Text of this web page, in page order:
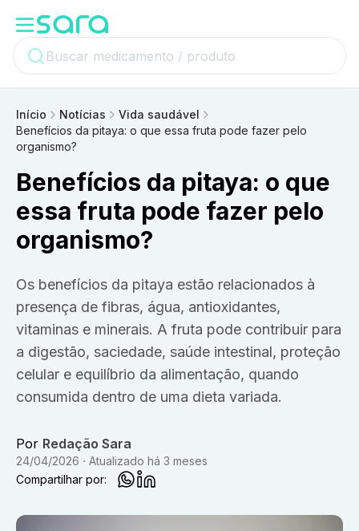
Início Notícias
Vida saudável
Benefícios da pitaya: o que essa fruta pode fazer pelo
organismo?
Benefícios da pitaya: o que
essa fruta pode fazer pelo
organismo?
Os benefícios da pitaya estão relacionados à
presença de fibras, água, antioxidantes,
vitaminas e minerais. A fruta pode contribuir para
a digestão, saciedade, saúde intestinal, proteção
celular e equilíbrio da alimentação, quando
consumida dentro de uma dieta variada.
Por Redação Sara
24/04/2026 Atualizado há 3 meses
Compartilhar por: